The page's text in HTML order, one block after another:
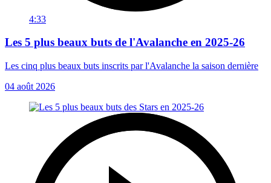
4:33
Les 5 plus beaux buts de l'Avalanche en 2025-26
Les cinq plus beaux buts inscrits par l'Avalanche la saison dernière
04 août 2026